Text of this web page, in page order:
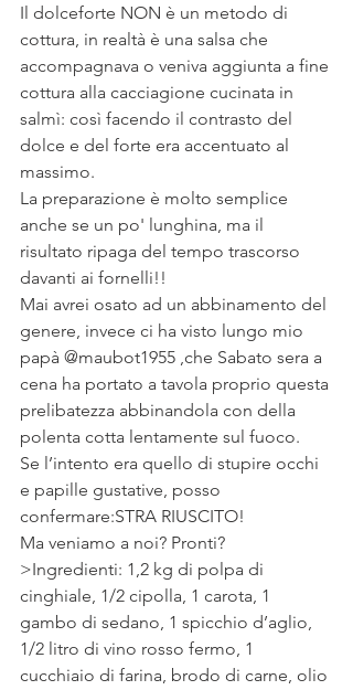
Il dolceforte NON è un metodo di
cottura, in realtà è una salsa che
accompagnava o veniva aggiunta a fine
cottura alla cacciagione cucinata in
salmì: così facendo il contrasto del
dolce e del forte era accentuato al
massimo.
La preparazione è molto semplice
anche se un po' lunghina, ma il
risultato ripaga del tempo trascorso
davanti ai fornelli!!
Mai avrei osato ad un abbinamento del
genere, invece ci ha visto lungo mio
papà @maubot1955 ,che Sabato sera a
cena ha portato a tavola proprio questa
prelibatezza abbinandola con della
polenta cotta lentamente sul fuoco.
Se l’intento era quello di stupire occhi
e papille gustative, posso
confermare:STRA RIUSCITO!
Ma veniamo a noi? Pronti?
>Ingredienti: 1,2 kg di polpa di
cinghiale, 1/2 cipolla, 1 carota, 1
gambo di sedano, 1 spicchio d’aglio,
1/2 litro di vino rosso fermo, 1
cucchiaio di farina, brodo di carne, olio